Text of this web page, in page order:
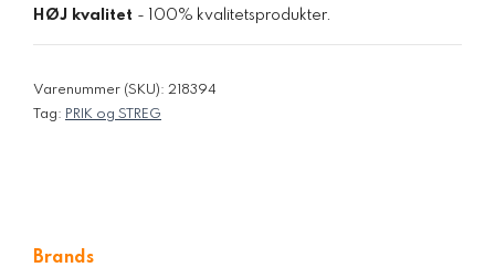
HØJ kvalitet - 100% kvalitetsprodukter.
Varenummer (SKU): 218394
Tag: PRIK og STREG
Brands